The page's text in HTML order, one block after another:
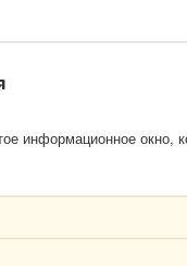
информационное окно,